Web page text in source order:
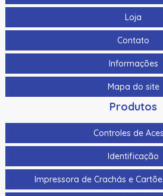
Loja
Contato
Informações
Mapa do site
Produtos
Controles de
Identificação
Impressora de Crachás e